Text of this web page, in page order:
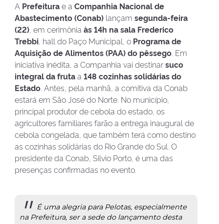
A Prefeiturae a Companhia Nacional de
Abastecimento (Conab) lançam segunda-feira
(22) , em cerimônia às 14h na sala Frederico
Trebbi , hall do Paço Municipal, o Programa de
Aquisição de Alimentos (PAA) do pêssego . Em
iniciativa inédita, a Companhia vai destinarsuco
integral da frutaa 148 cozinhas solidárias do
Estado . Antes, pela manhã, a comitiva da Conab
estará em São José do Norte. No município,
principal produtor de cebola do estado, os
agricultores familiares farão a entrega inaugural de
cebola congelada, que também terá como destino
as cozinhas solidárias do Rio Grande do Sul. O
presidente da Conab, Silvio Porto, é uma das
presenças confirmadas no evento.
É uma alegria para Pelotas, especialmente
na Prefeitura, ser a sede do lançamento desta